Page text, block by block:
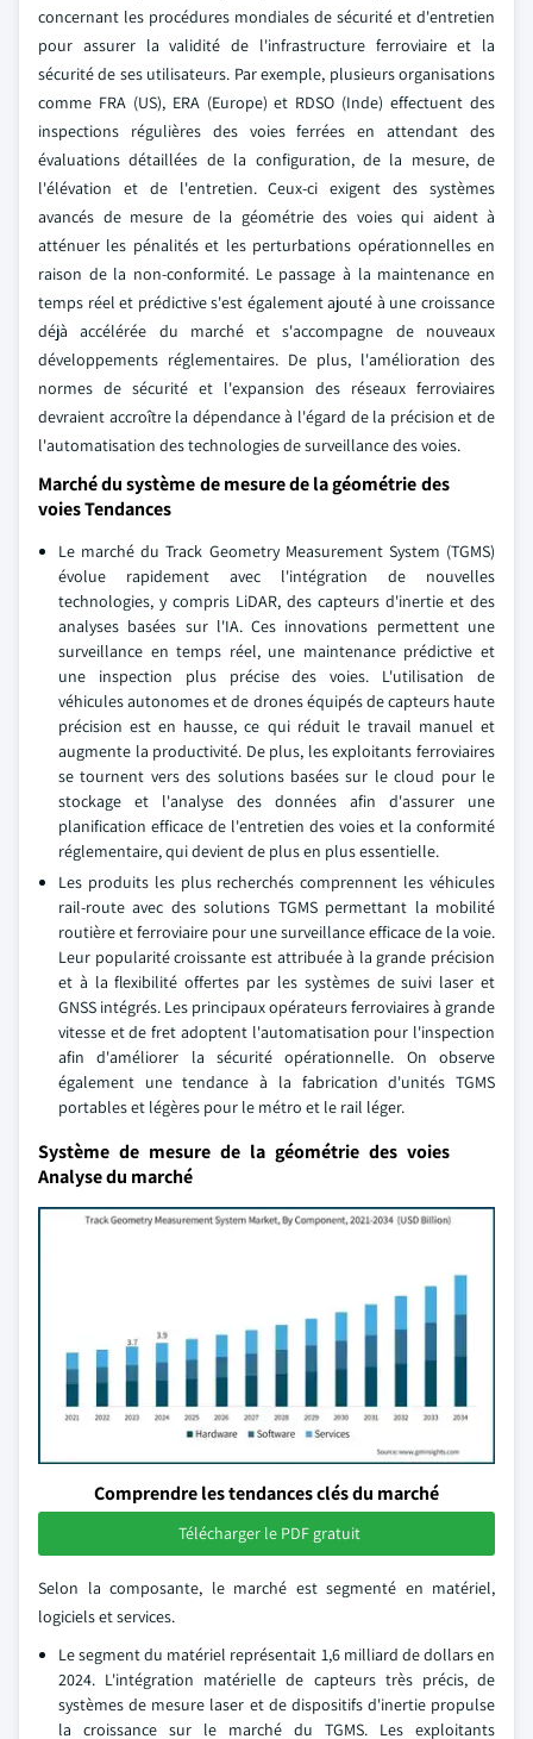
concernant les procédures mondiales de sécurité et d'entretien
pour assurer la validité de l'infrastructure ferroviaire et la
sécurité de ses utilisateurs. Par exemple, plusieurs organisations
comme FRA (US), ERA (Europe) et RDSO (Inde) effectuent des
inspections régulières des voies ferrées en attendant des
évaluations détaillées de la configuration, de la mesure, de
l'élévation et de l'entretien. Ceux-ci exigent des systèmes
avancés de mesure de la géométrie des voies qui aident à
atténuer les pénalités et les perturbations opérationnelles en
raison de la non-conformité. Le passage à la maintenance en
temps réel et prédictive s'est également ajouté à une croissance
déjà accélérée du marché et s'accompagne de nouveaux
développements réglementaires. De plus, l'amélioration des
normes de sécurité et l'expansion des réseaux ferroviaires
devraient accroître la dépendance à l'égard de la précision et de
l'automatisation des technologies de surveillance des voies.
Marché du système de mesure de la géométrie des
voies Tendances
Le marché du Track Geometry Measurement System (TGMS)
évolue rapidement avec l'intégration de nouvelles
technologies, y compris LiDAR, des capteurs d'inertie et des
analyses basées sur l'IA. Ces innovations permettent une
surveillance en temps réel, une maintenance prédictive et
une inspection plus précise des voies. L'utilisation de
véhicules autonomes et de drones équipés de capteurs haute
précision est en hausse, ce qui réduit le travail manuel et
augmente la productivité. De plus, les exploitants ferroviaires
se tournent vers des solutions basées sur le cloud pour le
stockage et l'analyse des données afin d'assurer une
planification efficace de l'entretien des voies et la conformité
réglementaire, qui devient de plus en plus essentielle.
Les produits les plus recherchés comprennent les véhicules
rail-route avec des solutions TGMS permettant la mobilité
routière et ferroviaire pour une surveillance efficace de la voie.
Leur popularité croissante est attribuée à la grande précision
et à la flexibilité offertes par les systèmes de suivi laser et
GNSS intégrés. Les principaux opérateurs ferroviaires à grande
vitesse et de fret adoptent l'automatisation pour l'inspection
afin d'améliorer la sécurité opérationnelle. On observe
également une tendance à la fabrication d'unités TGMS
portables et légères pour le métro et le rail léger.
Système de mesure de la géométrie des voies
Analyse du marché
Comprendre les tendances clés du marché
Télécharger le PDF gratuit
Selon la composante, le marché est segmenté en matériel,
logiciels et services.
Le segment du matériel représentait 1,6 milliard de dollars en
2024. L'intégration matérielle de capteurs très précis, de
systèmes de mesure laser et de dispositifs d'inertie propulse
la croissance sur le marché du TGMS. Les exploitants